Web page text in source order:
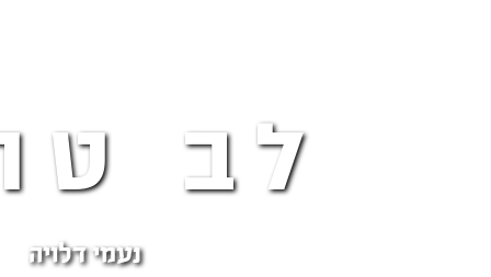
לב
נעמי דלויה